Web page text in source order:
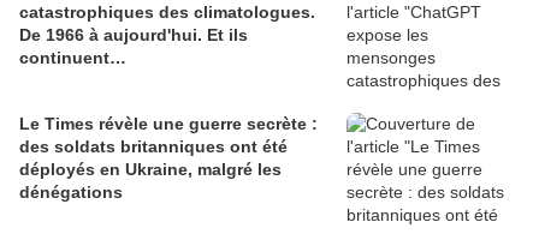
catastrophiques des climatologues.
De 1966 à aujourd'hui. Et ils
continuent…
Le Times révèle une guerre secrète :
des soldats britanniques ont été
déployés en Ukraine, malgré les
dénégations